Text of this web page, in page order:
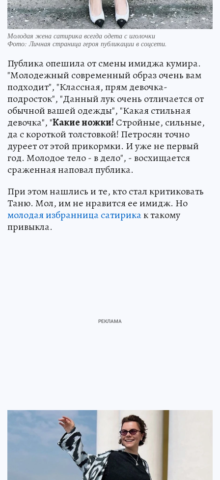
Молодая жена сатирика всегда одета с иголочки
Фото:Личная страница героя публикации в соцсети.
Публика опешила от смены имиджа кумира.
"Молодежный современный образ очень вам
подходит", "Классная, прям девочка-
подросток", "Данный лук очень отличается от
обычной вашей одежды", "Какая стильная
девочка", "Какие ножки! Стройные, сильные,
да с короткой толстовкой! Петросян точно
дуреет от этой прикормки. И уже не первый
год. Молодое тело - в дело", - восхищается
сраженная наповал публика.
При этом нашлись и те, кто стал критиковать
Таню. Мол, им не нравится ее имидж. Но
молодая избранница сатирикак такому
привыкла.